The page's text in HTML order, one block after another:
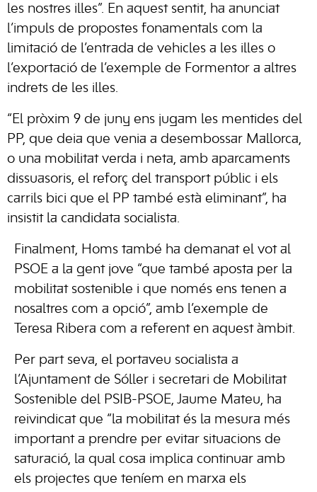
les nostres illes”. En aquest sentit, ha anunciat
l’impuls de propostes fonamentals com la
limitació de l’entrada de vehicles a les illes o
l’exportació de l’exemple de Formentor a altres
indrets de les illes.
“El pròxim 9 de juny ens jugam les mentides del
PP, que deia que venia a desembossar Mallorca,
o una mobilitat verda i neta, amb aparcaments
dissuasoris, el reforç del transport públic i els
carrils bici que el PP també està eliminant”, ha
insistit la candidata socialista.
Finalment, Homs també ha demanat el vot al
PSOE a la gent jove “que també aposta per la
mobilitat sostenible i que només ens tenen a
nosaltres com a opció”, amb l’exemple de
Teresa Ribera com a referent en aquest àmbit.
Per part seva, el portaveu socialista a
l’Ajuntament de Sóller i secretari de Mobilitat
Sostenible del PSIB-PSOE, Jaume Mateu, ha
reivindicat que “la mobilitat és la mesura més
important a prendre per evitar situacions de
saturació, la qual cosa implica continuar amb
els projectes que teníem en marxa els